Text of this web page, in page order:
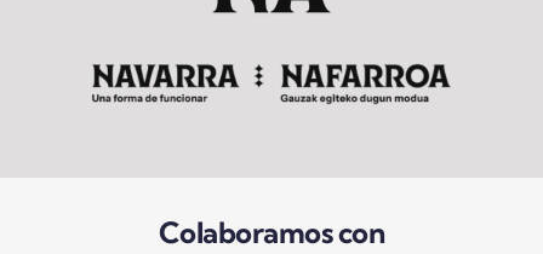
Colaboramos con